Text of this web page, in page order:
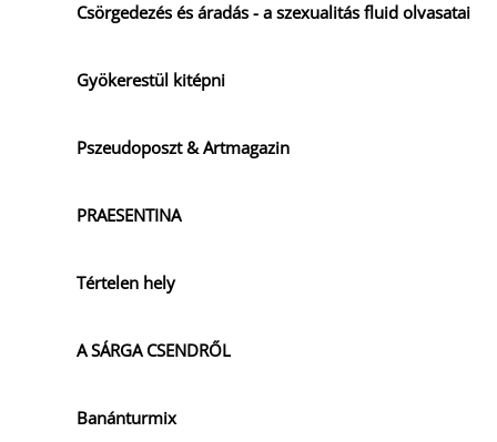
Csörgedezés és áradás - a szexualitás fluid olvasatai
Gyökerestül kitépni
Pszeudoposzt & Artmagazin
PRAESENTINA
Tértelen hely
A SÁRGA CSENDRŐL
Banánturmix